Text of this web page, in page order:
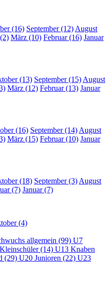
(16) September (12) August
März (10) Februar (16) Januar
(13) September (15) August
März (12) Februar (13) Januar
(16) September (14) August
März (15) Februar (10) Januar
(18) September (3) August
(7) Januar (7)
(4)
allgemein (99) U7
(14) U13 Knaben
(29) U20 Junioren (22) U23